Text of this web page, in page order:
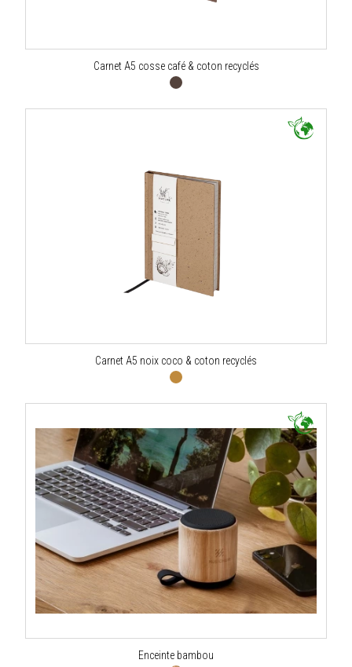
Carnet A5 cosse café & coton recyclés
Carnet A5 noix coco & coton recyclés
Enceinte bambou